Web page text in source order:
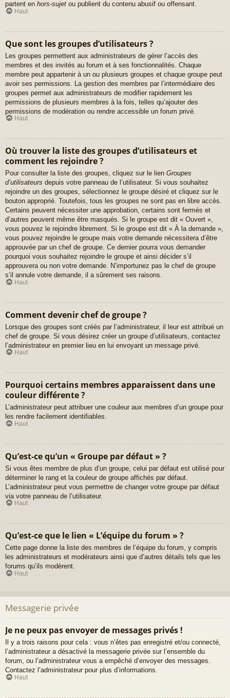
partent en hors-sujet ou publient du contenu abusif ou offensant.
Haut
Que sont les groupes d’utilisateurs ?
Les groupes permettent aux administrateurs de gérer l’accès des
membres et des invités au forum et à ses fonctionnalités. Chaque
membre peut appartenir à un ou plusieurs groupes et chaque groupe peut
avoir ses permissions. La gestion des membres par l’intermédiaire des
groupes permet aux administrateurs de modifier rapidement les
permissions de plusieurs membres à la fois, telles qu’ajouter des
permissions de modération ou rendre accessible un forum privé.
Haut
Où trouver la liste des groupes d’utilisateurs et
comment les rejoindre ?
Pour consulter la liste des groupes, cliquez sur le lien Groupes
d’utilisateurs depuis votre panneau de l’utilisateur. Si vous souhaitez
rejoindre un des groupes, sélectionnez le groupe désiré et cliquez sur le
bouton approprié. Toutefois, tous les groupes ne sont pas en libre accès.
Certains peuvent nécessiter une approbation, certains sont fermés et
d’autres peuvent même être masqués. Si le groupe est dit « Ouvert »,
vous pouvez le rejoindre librement. Si le groupe est dit « À la demande »,
vous pouvez rejoindre le groupe mais votre demande nécessitera d’être
approuvée par un chef de groupe. Ce dernier pourra vous demander
pourquoi vous souhaitez rejoindre le groupe et ainsi décider s’il
approuvera ou non votre demande. N’importunez pas le chef de groupe
s’il annule votre demande, il a sûrement ses raisons.
Haut
Comment devenir chef de groupe ?
Lorsque des groupes sont créés par l’administrateur, il leur est attribué un
chef de groupe. Si vous désirez créer un groupe d’utilisateurs, contactez
l’administrateur en premier lieu en lui envoyant un message privé.
Haut
Pourquoi certains membres apparaissent dans une
couleur différente ?
L’administrateur peut attribuer une couleur aux membres d’un groupe pour
les rendre facilement identifiables.
Haut
Qu’est-ce qu’un « Groupe par défaut » ?
Si vous êtes membre de plus d’un groupe, celui par défaut est utilisé pour
déterminer le rang et la couleur de groupe affichés par défaut.
L’administrateur peut vous permettre de changer votre groupe par défaut
via votre panneau de l’utilisateur.
Haut
Qu’est-ce que le lien « L’équipe du forum » ?
Cette page donne la liste des membres de l’équipe du forum, y compris
les administrateurs et modérateurs ainsi que d’autres détails tels que les
forums qu’ils modèrent.
Haut
Messagerie privée
Je ne peux pas envoyer de messages privés !
Il y a trois raisons pour cela : vous n’êtes pas enregistré et/ou connecté,
l’administrateur a désactivé la messagerie privée sur l’ensemble du
forum, ou l’administrateur vous a empêché d’envoyer des messages.
Contactez l’administrateur pour plus d’informations.
Haut